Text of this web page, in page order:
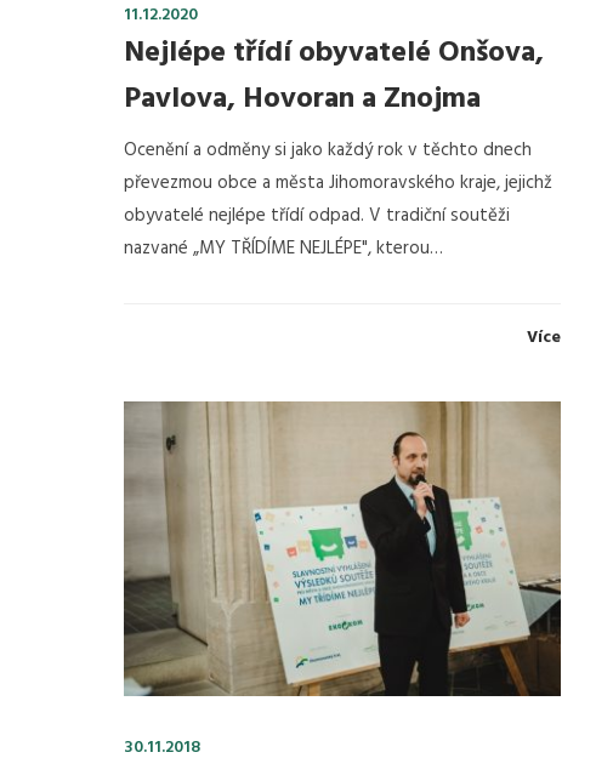
11.12.2020
Nejlépe třídí obyvatelé Onšova,
Pavlova, Hovoran a Znojma
Ocenění a odměny si jako každý rok v těchto dnech
převezmou obce a města Jihomoravského kraje, jejichž
obyvatelé nejlépe třídí odpad. V tradiční soutěži
nazvané „MY TŘÍDÍME NEJLÉPE", kterou…
Více
30.11.2018